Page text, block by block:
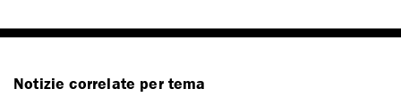
Notizie correlate per tema